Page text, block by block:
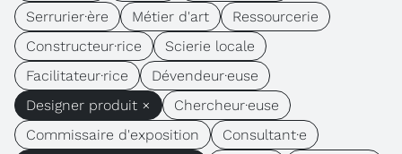
Serrurier·ère
Métier d'art
Ressourcerie
Constructeur·rice
Scierie locale
Facilitateur·rice
Dévendeur·euse
Designer produit ×
Chercheur·euse
Commissaire d'exposition
Consultant·e